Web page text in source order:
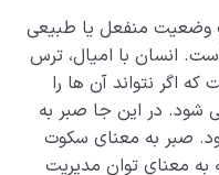
صبر اکسیر
چه نقشی در
خیال اوست؟ ضرورت
وضعیت منفعل یا طبیعی
انسان با امیال، ترس
اگر نتواند آن ها را
شود. در این جا صبر به
صبر به معنای سکوت
به معنای توان مدیریت